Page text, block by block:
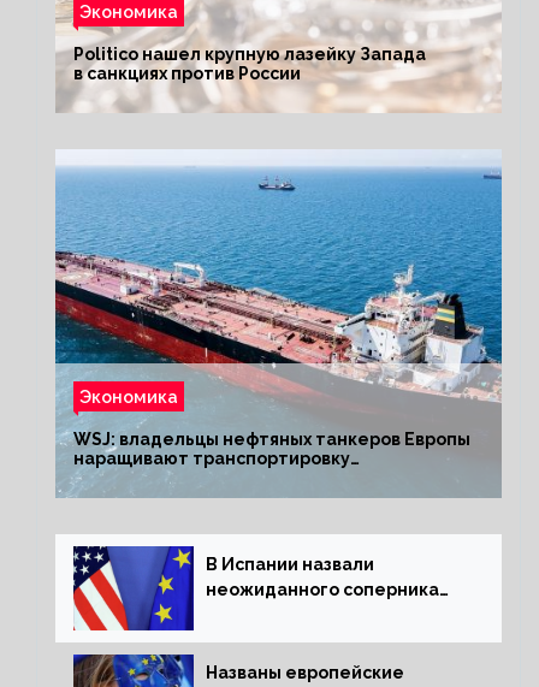
Экономика
Politico нашел крупную лазейку Запада
в санкциях против России
Экономика
WSJ: владельцы нефтяных танкеров Европы
наращивают транспортировку
из РФ до санкций
В Испании назвали
неожиданного соперника
Названы европейские